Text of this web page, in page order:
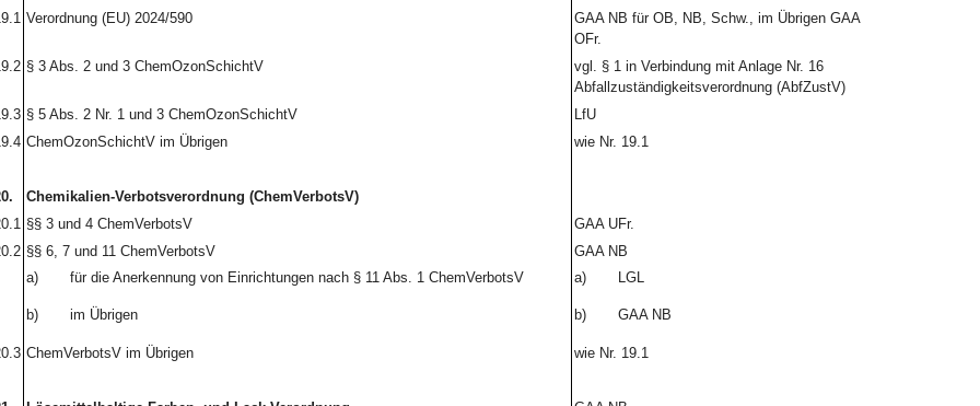
Verordnung (EU) 2024/590
GAA NB für OB, NB, Schw., im Übrigen GAA
OFr.
§ 3 Abs. 2 und 3 ChemOzonSchichtV
vgl. § 1 in Verbindung mit Anlage Nr. 16
Abfallzuständigkeitsverordnung (AbfZustV)
§ 5 Abs. 2 Nr. 1 und 3 ChemOzonSchichtV
LfU
ChemOzonSchichtV im Übrigen wie Nr. 19.1
Chemikalien-Verbotsverordnung (ChemVerbotsV)
§§ 3 und 4 ChemVerbotsV
GAA UFr.
§§ 6, 7 und 11 ChemVerbotsV
GAA NB
a)
für die Anerkennung von Einrichtungen nach § 11 Abs. 1 ChemVerbotsV a) LGL
b) im Übrigen b) GAA NB
ChemVerbotsV im Übrigen wie Nr. 19.1